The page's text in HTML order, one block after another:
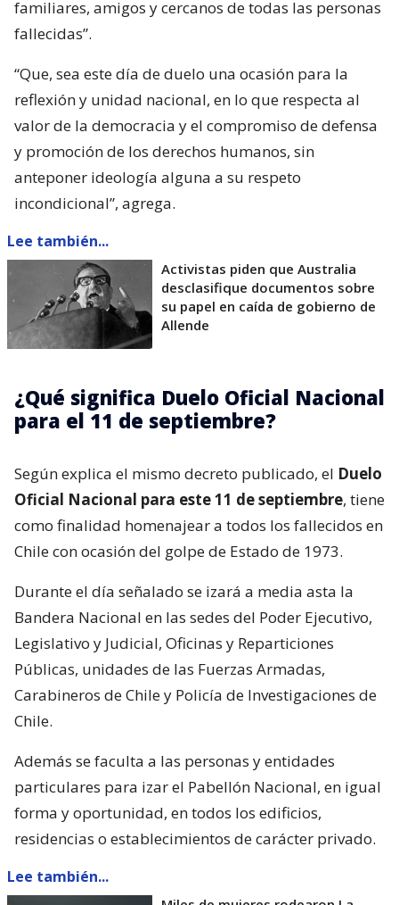
familiares, amigos y cercanos de todas las personas
fallecidas”.
“Que, sea este día de duelo una ocasión para la
reflexión y unidad nacional, en lo que respecta al
valor de la democracia y el compromiso de defensa
y promoción de los derechos humanos, sin
anteponer ideología alguna a su respeto
incondicional”, agrega.
Lee también...
Activistas piden que Australia
desclasifique documentos sobre
su papel en caída de gobierno de
Allende
¿Qué significa Duelo Oficial Nacional
para el 11 de septiembre?
Según explica el mismo decreto publicado, el Duelo
Oficial Nacional para este 11 de septiembre, tiene
como finalidad homenajear a todos los fallecidos en
Chile con ocasión del golpe de Estado de 1973.
Durante el día señalado se izará a media asta la
Bandera Nacional en las sedes del Poder Ejecutivo,
Legislativo y Judicial, Oficinas y Reparticiones
Públicas, unidades de las Fuerzas Armadas,
Carabineros de Chile y Policía de Investigaciones de
Chile.
Además se faculta a las personas y entidades
particulares para izar el Pabellón Nacional, en igual
forma y oportunidad, en todos los edificios,
residencias o establecimientos de carácter privado.
Lee también...